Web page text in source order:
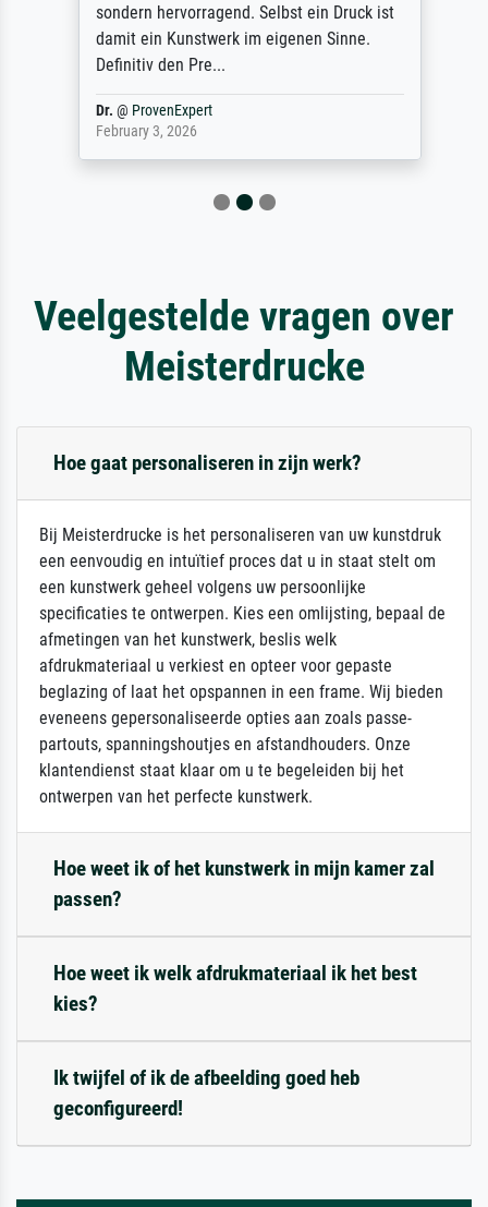
sondern hervorragend. Selbst ein Druck ist
damit ein Kunstwerk im eigenen Sinne.
Definitiv den Pre...
Dr.@ProvenExpert
February 3, 2026
Veelgestelde vragen over
Meisterdrucke
Hoe gaat personaliseren in zijn werk?
Bij Meisterdrucke is het personaliseren van uw kunstdruk
een eenvoudig en intuïtief proces dat u in staat stelt om
een kunstwerk geheel volgens uw persoonlijke
specificaties te ontwerpen. Kies een omlijsting, bepaal de
afmetingen van het kunstwerk, beslis welk
afdrukmateriaal u verkiest en opteer voor gepaste
beglazing of laat het opspannen in een frame. Wij bieden
eveneens gepersonaliseerde opties aan zoals passe-
partouts, spanningshoutjes en afstandhouders. Onze
klantendienst staat klaar om u te begeleiden bij het
ontwerpen van het perfecte kunstwerk.
Hoe weet ik of het kunstwerk in mijn kamer zal
passen?
Hoe weet ik welk afdrukmateriaal ik het best
kies?
Ik twijfel of ik de afbeelding goed heb
geconfigureerd!